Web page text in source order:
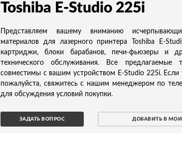
Toshiba E-Studio 225i
Представляем вашему вниманию
материалов для лазерного принтера Toshiba E-
картриджи, блоки барабанов, печи-фьюзеры и
технического обслуживания. Все предлагаемые
совместимы с вашим устройством E-Studio 225i. Если
пожалуйста, свяжитесь с нашим менеджером по
для обсуждения условий покупки.
ЗАДАТЬ ВОПРОС ДОБАВИТЬ В МОИ